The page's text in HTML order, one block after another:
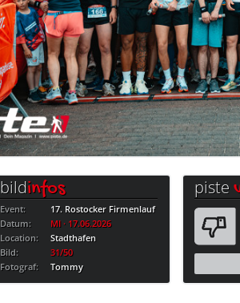
bildinfos
Event:
17. Rostocker Firmenlauf
Datum:
MI · 17.06.2026
Location:
Stadthafen
Bild:
31/50
Fotograf:
Tommy
piste